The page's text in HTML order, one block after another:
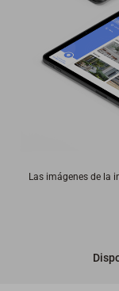
Las imágenes de la